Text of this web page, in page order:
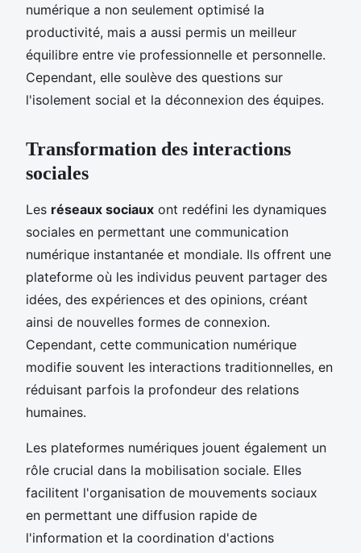
numérique a non seulement optimisé la
productivité, mais a aussi permis un meilleur
équilibre entre vie professionnelle et personnelle.
Cependant, elle soulève des questions sur
l'isolement social et la déconnexion des équipes.
Transformation des interactions
sociales
Les réseaux sociaux ont redéfini les dynamiques
sociales en permettant une communication
numérique instantanée et mondiale. Ils offrent une
plateforme où les individus peuvent partager des
idées, des expériences et des opinions, créant
ainsi de nouvelles formes de connexion.
Cependant, cette communication numérique
modifie souvent les interactions traditionnelles, en
réduisant parfois la profondeur des relations
humaines.
Les plateformes numériques jouent également un
rôle crucial dans la mobilisation sociale. Elles
facilitent l'organisation de mouvements sociaux
en permettant une diffusion rapide de
l'information et la coordination d'actions